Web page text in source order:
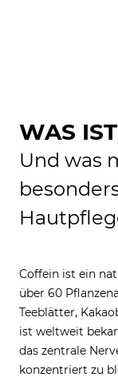
WAS
Und was
Coffein ist ein
über 60
Teeblätter,
ist weltweit
das zentrale
konzentriert zu